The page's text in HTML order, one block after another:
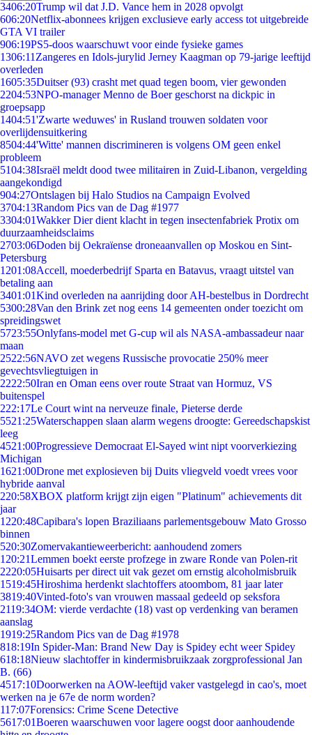
3406:20Trump wil dat J.D. Vance hem in 2028 opvolgt
606:20Netflix-abonnees krijgen exclusieve early access tot uitgebreide
GTA VI trailer
906:19PS5-doos waarschuwt voor einde fysieke games
1306:11 Zangeres en Idols-jurylid Jerney Kaagman op 79-jarige leeftijd
overleden
1605:35Duitser (93) crasht met quad tegen boom, vier gewonden
2204:53NPO-manager Menno de Boer geschorst na dickpic in
groepsapp
1404:51'Zwarte weduwes' in Rusland trouwen soldaten voor
overlijdensuitkering
8504:44'Witte' mannen discrimineren is volgens OM geen enkel
probleem
5104:38Israël meldt dood twee militairen in Zuid-Libanon, vergelding
aangekondigd
904:27Ontslagen bij Halo Studios na Campaign Evolved
3704:13Random Pics van de Dag #1977
3304:01Wakker Dier dient klacht in tegen insectenfabriek Protix om
duurzaamheidsclaims
2703:06Doden bij Oekraïense droneaanvallen op Moskou en Sint-
Petersburg
1201:08Accell, moederbedrijf Sparta en Batavus, vraagt uitstel van
betaling aan
3401:01Kind overleden na aanrijding door AH-bestelbus in Dordrecht
5300:28Van den Brink zet nog eens 14 gemeenten onder toezicht om
spreidingswet
5723:55Onlyfans-model met G-cup wil als NASA-ambassadeur naar
maan
2522:56NAVO zet wegens Russische provocatie 250% meer
gevechtsvliegtuigen in
2222:50Iran en Oman eens over route Straat van Hormuz, VS
buitenspel
222:17Le Court wint na nerveuze finale, Pieterse derde
5521:25Waterschappen slaan alarm wegens droogte: Gereedschapskist
leeg
4521:00Progressieve Democraat El-Sayed wint nipt voorverkiezing
Michigan
1621:00Drone met explosieven bij Duits vliegveld voedt vrees voor
hybride aanval
220:58XBOX platform krijgt zijn eigen "Platinum" achievements dit
jaar
1220:48Capibara's lopen Braziliaans parlementsgebouw Mato Grosso
binnen
520:30Zomervakantieweerbericht: aanhoudend zomers
1 20:21Lemmen boekt eerste profzege in zware Ronde van Polen-rit
2220:05Huisarts per direct uit vak gezet om ernstig alcoholmisbruik
1519:45Hiroshima herdenkt slachtoffers atoombom, 81 jaar later
3819:40Vinted-foto's van vrouwen massaal gedeeld op seksfora
2119:34OM: vierde verdachte (18) vast op verdenking van beramen
aanslag
1919:25Random Pics van de Dag #1978
818:19In Spider-Man: Brand New Day is Spidey echt weer Spidey
618:18Nieuw slachtoffer in kindermisbruikzaak zorgprofessional Jan
B. (66)
4517:10Doorwerken na AOW-leeftijd vaker vastgelegd in cao's, moet
werken na je 67e de norm worden?
117:07Forensics: Crime Scene Detective
5617:01Boeren waarschuwen voor lagere oogst door aanhoudende